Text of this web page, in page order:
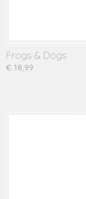
Frogs & Dogs
€ 18,99